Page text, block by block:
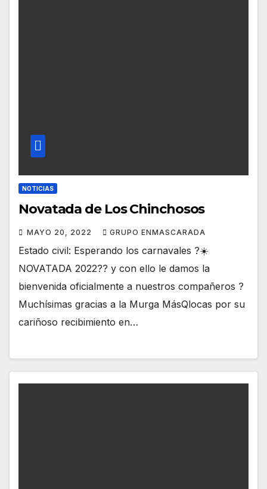
NOTICIAS
Novatada de Los Chinchosos
MAYO 20, 2022 GRUPO ENMASCARADA
Estado civil: Esperando los carnavales ?☀️
NOVATADA 2022?? y con ello le damos la
bienvenida oficialmente a nuestros compañeros ?
Muchísimas gracias a la Murga MásQlocas por su
cariñoso recibimiento en…